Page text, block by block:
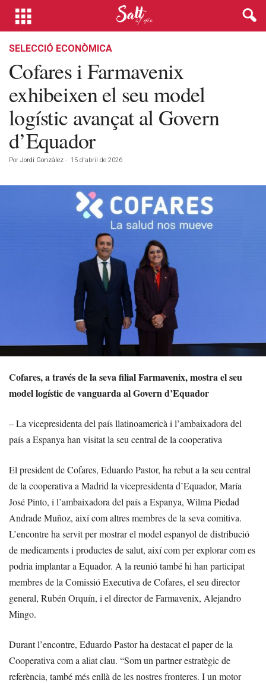
SELECCIÓ ECONÒMICA
Cofares i Farmavenix
exhibeixen el seu model
logístic avançat al Govern
d’Equador
Por Jordi González - 15 d'abril de 2026
Cofares, a través de la seva filial Farmavenix, mostra el seu
model logístic de vanguarda al Govern d’Equador
– La vicepresidenta del país llatinoamericà i l’ambaixadora del
país a Espanya han visitat la seu central de la cooperativa
El president de Cofares, Eduardo Pastor, ha rebut a la seu central
de la cooperativa a Madrid la vicepresidenta d’Equador, María
José Pinto, i l’ambaixadora del país a Espanya, Wilma Piedad
Andrade Muñoz, així com altres membres de la seva comitiva.
L’encontre ha servit per mostrar el model espanyol de distribució
de medicaments i productes de salut, així com per explorar com es
podria implantar a Equador. A la reunió també hi han participat
membres de la Comissió Executiva de Cofares, el seu director
general, Rubén Orquín, i el director de Farmavenix, Alejandro
Mingo.
Durant l’encontre, Eduardo Pastor ha destacat el paper de la
Cooperativa com a aliat clau. “Som un partner estratègic de
referència, també més enllà de les nostres fronteres. I un motor